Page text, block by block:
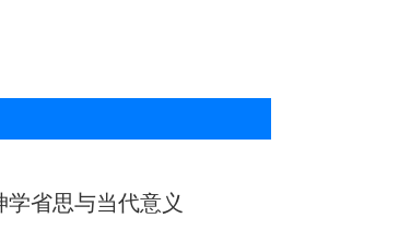
省思与当代意义